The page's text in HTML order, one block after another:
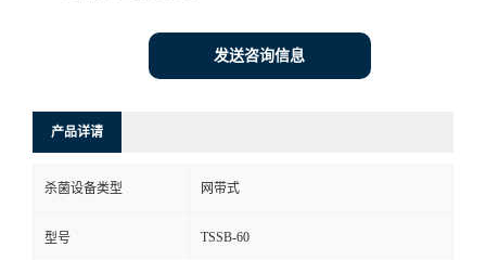
发送咨询信息
产品详请
杀菌设备类型 网带式
型号 TSSB-60